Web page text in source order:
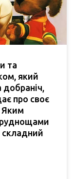
та
який
про своє
Яким
складний